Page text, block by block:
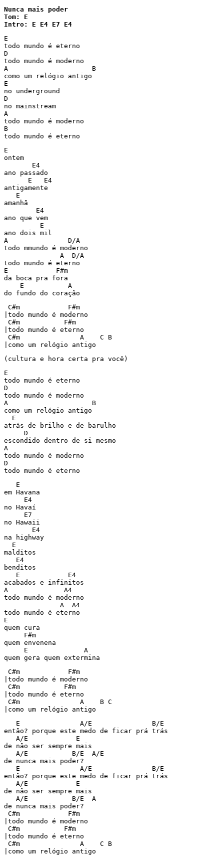
Nunca mais poder
Tom: E
Intro: E E4 E7 E4
E
todo mundo é eterno
D
todo mundo é moderno
A                     B
como um relógio antigo
E
no underground
D
no mainstream
A
todo mundo é moderno
B
todo mundo é eterno
E
ontem
       E4
ano passado
      E   E4
antigamente
   E
amanhã
        E4
ano que vem
         E
ano dois mil
A               D/A
todo mmundo é moderno
              A  D/A
todo mundo é eterno
E            F#m
da boca pra fora
    E           A
do fundo do coração
C#m            F#m
|todo mundo é moderno
C#m           F#m
|todo mundo é eterno
C#m               A    C B
|como um relógio antigo
(cultura e hora certa pra você)
E
todo mundo é eterno
D
todo mundo é moderno
A                     B
como um relógio antigo
  E
atrás de brilho e de barulho
     D
escondido dentro de si mesmo
A
todo mundo é moderno
D
todo mundo é eterno
   E
em Havana
     E4
no Havaí
     E7
no Hawaii
       E4
na highway
  E
malditos
   E4
benditos
   E            E4
acabados e infinitos
A              A4
todo mundo é moderno
              A  A4
todo mundo é eterno
E
quem cura
     F#m
quem envenena
     E              A
C#m            F#m
|todo mundo é moderno
C#m           F#m
|todo mundo é eterno
C#m               A    B C
|como um relógio antigo
   E               A/E               B/E
então? porque este medo de ficar prá trás
   A/E            E
de não ser sempre mais
   A/E           B/E  A/E
de nunca mais poder?
   E               A/E               B/E
então? porque este medo de ficar prá trás
   A/E            E
de não ser sempre mais
   A/E           B/E  A
de nunca mais poder?
C#m            F#m
|todo mundo é moderno
C#m           F#m
|todo mundo é eterno
C#m               A    C B